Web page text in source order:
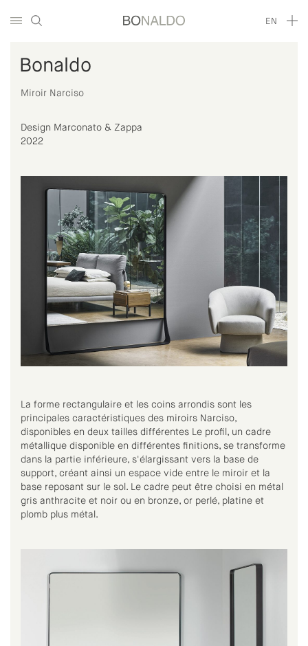
EN
Bonaldo
Miroir Narciso
Design Marconato & Zappa
2022
La forme rectangulaire et les coins arrondis sont les
principales caractéristiques des miroirs Narciso,
disponibles en deux tailles différentes Le profil, un cadre
métallique disponible en différentes finitions, se transforme
dans la partie inférieure, s'élargissant vers la base de
support, créant ainsi un espace vide entre le miroir et la
base reposant sur le sol. Le cadre peut être choisi en métal
gris anthracite et noir ou en bronze, or perlé, platine et
plomb plus métal.